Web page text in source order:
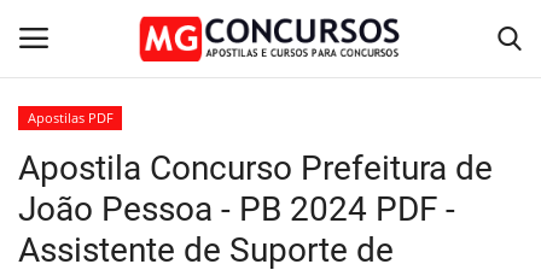
Home
Apostilas PDF
Apostilas PDF
Apostila Concurso Prefeitura de
João Pessoa - PB 2024 PDF -
Assistente de Suporte de